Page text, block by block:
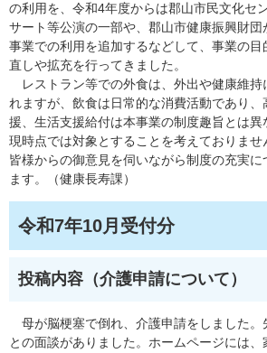
の利用を、令和4年度からは郡山市民文化セ
サート等公演の一部や、郡山市健康振興財団
事業での利用を追加するなどして、事業の
直しや拡充を行ってきました。
レストラン等での外食は、外出や健康維持
れますが、飲食は日常的な消費活動であり
援、生活支援給付は本事業の制度趣旨とは異
現時点では対象とすることを考えておりま
皆様からの御意見を伺いながら制度の充実に
ます。（健康長寿課）
令和7年10月受付分
投稿内容（介護申請について）
母が脳梗塞で倒れ、介護申請をしました。
との面談がありました。ホームページには